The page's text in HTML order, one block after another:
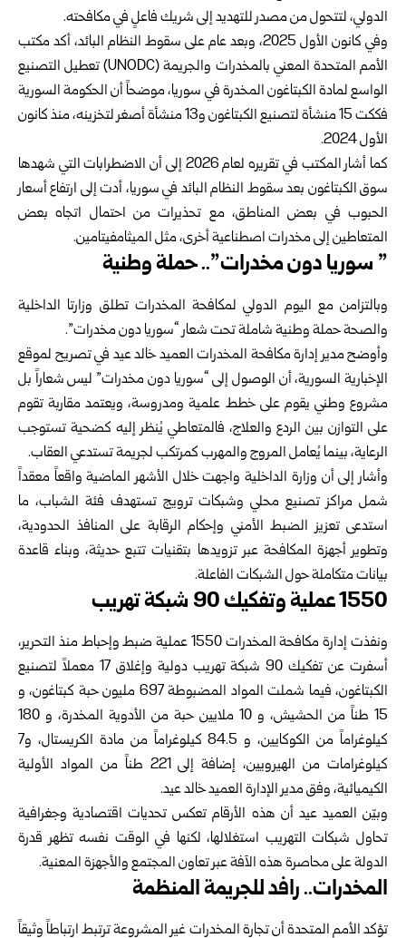
الدولي، لتتحول من مصدر للتهديد إلى شريك فاعلٍ في مكافحته.
وفي كانون الأول 2025، وبعد عام على سقوط النظام البائد، أكد مكتب
الأمم المتحدة المعني بالمخدرات والجريمة (UNODC) تعطيل التصنيع
الواسع لمادة الكبتاغون المخدرة في سوريا، موضحاً أن الحكومة السورية
فككت 15 منشأة لتصنيع الكبتاغون و13 منشأة أصغر لتخزينه، منذ كانون
الأول 2024.
كما أشار المكتب في تقريره لعام 2026 إلى أن الاضطرابات التي شهدها
سوق الكبتاغون بعد سقوط النظام البائد في سوريا، أدت إلى ارتفاع أسعار
الحبوب في بعض المناطق، مع تحذيرات من احتمال اتجاه بعض
المتعاطين إلى مخدرات اصطناعية أخرى، مثل الميثامفيتامين.
” سوريا دون مخدرات”.. حملة وطنية
وبالتزامن مع اليوم الدولي لمكافحة المخدرات تطلق وزارتا الداخلية
والصحة حملة وطنية شاملة تحت شعار “سوريا دون مخدرات”.
وأوضح مدير إدارة مكافحة المخدرات العميد خالد عيد في تصريح لموقع
الإخبارية السورية، أن الوصول إلى “سوريا دون مخدرات” ليس شعاراً بل
مشروع وطني يقوم على خطط علمية ومدروسة، ويعتمد مقاربة تقوم
على التوازن بين الردع والعلاج، فالمتعاطي يُنظر إليه كضحية تستوجب
الرعاية، بينما يُعامل المروج والمهرب كمرتكب لجريمة تستدعي العقاب.
وأشار إلى أن وزارة الداخلية واجهت خلال الأشهر الماضية واقعاً معقداً
شمل مراكز تصنيع محلي وشبكات ترويج تستهدف فئة الشباب، ما
استدعى تعزيز الضبط الأمني وإحكام الرقابة على المنافذ الحدودية،
وتطوير أجهزة المكافحة عبر تزويدها بتقنيات تتبع حديثة، وبناء قاعدة
بيانات متكاملة حول الشبكات الفاعلة.
1550 عملية وتفكيك 90 شبكة تهريب
ونفذت إدارة مكافحة المخدرات 1550 عملية ضبط وإحباط منذ التحرير،
أسفرت عن تفكيك 90 شبكة تهريب دولية وإغلاق 17 معملاً لتصنيع
الكبتاغون، فيما شملت المواد المضبوطة 697 مليون حبة كبتاغون، و
15 طناً من الحشيش، و 10 ملايين حبة من الأدوية المخدرة، و 180
كيلوغراماً من الكوكايين، و 84.5 كيلوغراماً من مادة الكريستال، و7
كيلوغرامات من الهيرويين، إضافة إلى 221 طناً من المواد الأولية
الكيميائية، وفق مدير الإدارة العميد خالد عيد.
وبيّن العميد عيد أن هذه الأرقام تعكس تحديات اقتصادية وجغرافية
تحاول شبكات التهريب استغلالها، لكنها في الوقت نفسه تظهر قدرة
الدولة على محاصرة هذه الآفة عبر تعاون المجتمع والأجهزة المعنية.
المخدرات.. رافد للجريمة المنظمة
تؤكد الأمم المتحدة أن تجارة المخدرات غير المشروعة ترتبط ارتباطاً وثيقاً